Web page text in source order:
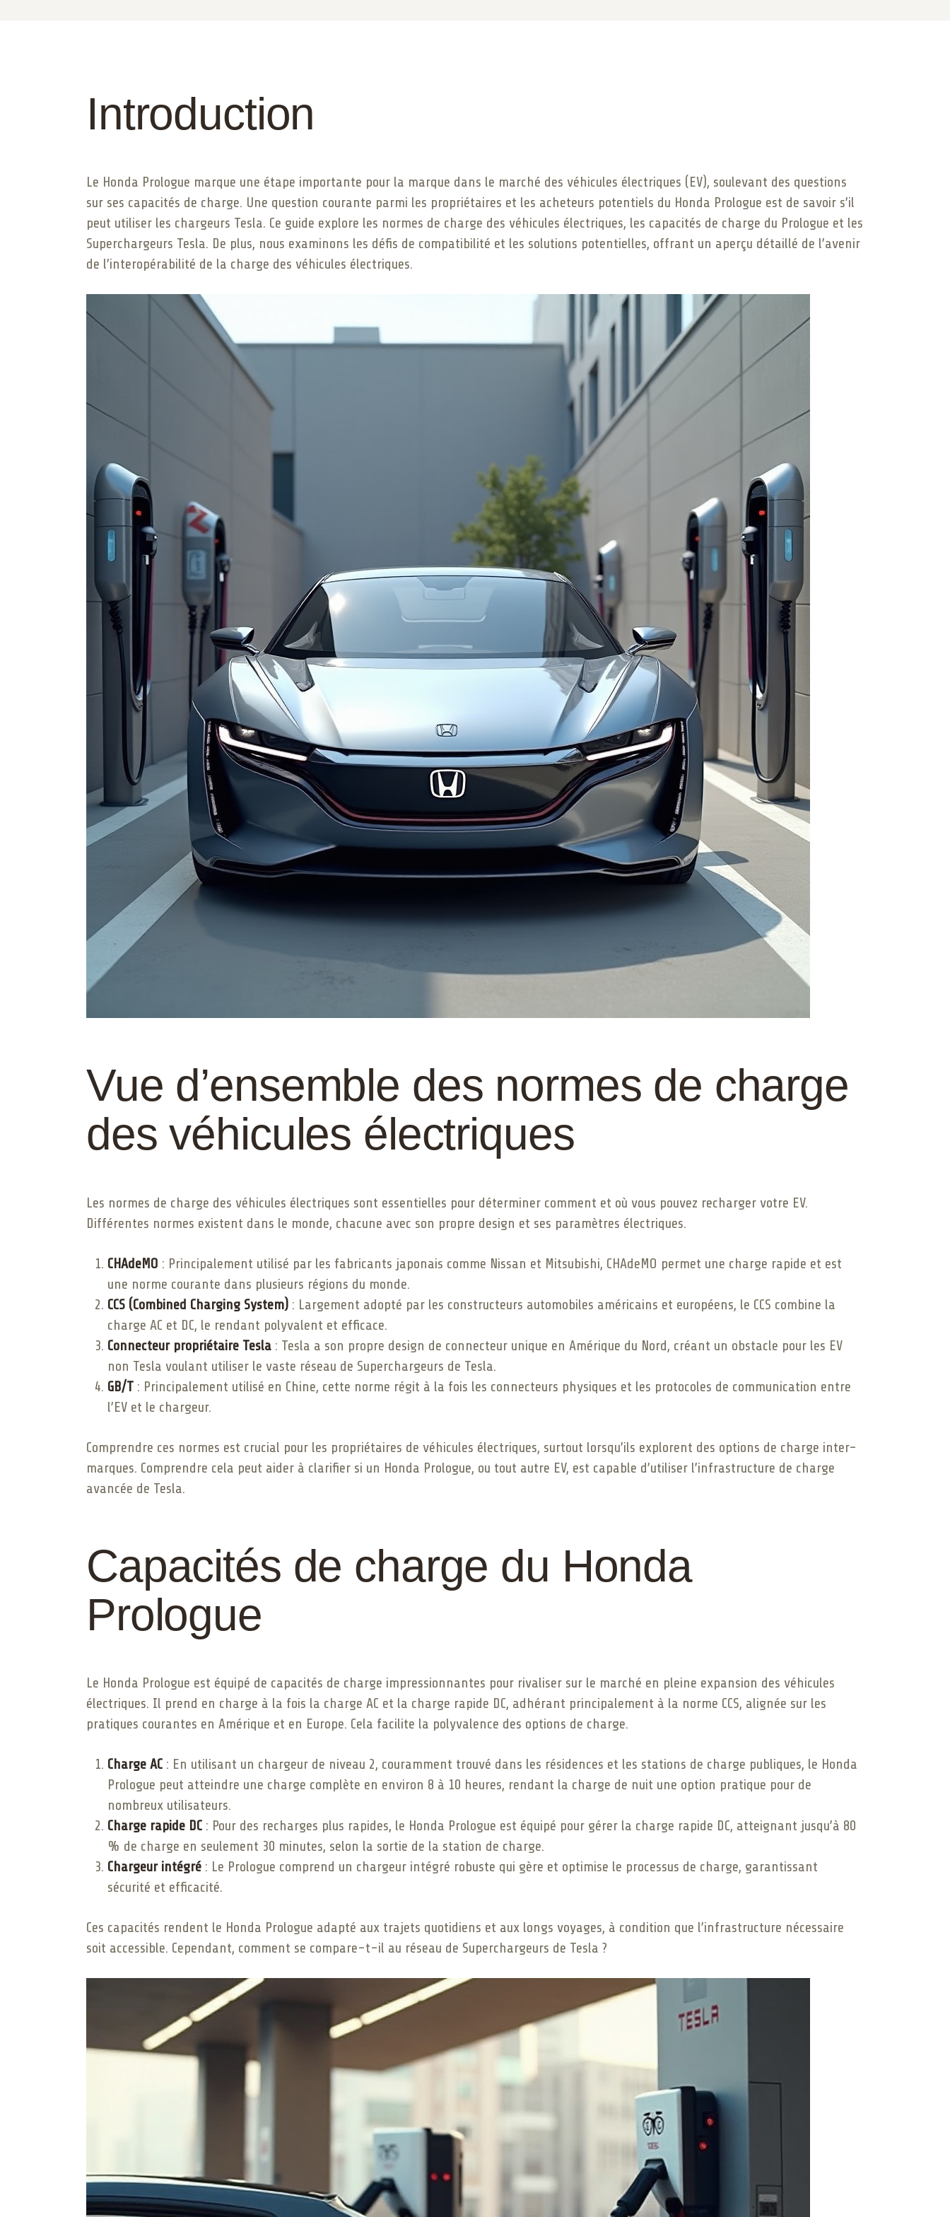
Introduction
Le Honda Prologue marque une étape importante pour la marque dans le marché des véhicules électriques (EV), soulevant des questions
sur ses capacités de charge. Une question courante parmi les propriétaires et les acheteurs potentiels du Honda Prologue est de savoir s’il
peut utiliser les chargeurs Tesla. Ce guide explore les normes de charge des véhicules électriques, les capacités de charge du Prologue et les
Superchargeurs Tesla. De plus, nous examinons les défis de compatibilité et les solutions potentielles, offrant un aperçu détaillé de l’avenir
de l’interopérabilité de la charge des véhicules électriques.
Vue d’ensemble des normes de charge
des véhicules électriques
Les normes de charge des véhicules électriques sont essentielles pour déterminer comment et où vous pouvez recharger votre EV.
Différentes normes existent dans le monde, chacune avec son propre design et ses paramètres électriques.
CHAdeMO : Principalement utilisé par les fabricants japonais comme Nissan et Mitsubishi, CHAdeMO permet une charge rapide et est
une norme courante dans plusieurs régions du monde.
CCS (Combined Charging System) : Largement adopté par les constructeurs automobiles américains et européens, le CCS combine la
charge AC et DC, le rendant polyvalent et efficace.
Connecteur propriétaire Tesla : Tesla a son propre design de connecteur unique en Amérique du Nord, créant un obstacle pour les EV
non Tesla voulant utiliser le vaste réseau de Superchargeurs de Tesla.
GB/T : Principalement utilisé en Chine, cette norme régit à la fois les connecteurs physiques et les protocoles de communication entre
l’EV et le chargeur.
Comprendre ces normes est crucial pour les propriétaires de véhicules électriques, surtout lorsqu’ils explorent des options de charge inter-
marques. Comprendre cela peut aider à clarifier si un Honda Prologue, ou tout autre EV, est capable d’utiliser l’infrastructure de charge
avancée de Tesla.
Capacités de charge du Honda
Prologue
Le Honda Prologue est équipé de capacités de charge impressionnantes pour rivaliser sur le marché en pleine expansion des véhicules
électriques. Il prend en charge à la fois la charge AC et la charge rapide DC, adhérant principalement à la norme CCS, alignée sur les
pratiques courantes en Amérique et en Europe. Cela facilite la polyvalence des options de charge.
Charge AC : En utilisant un chargeur de niveau 2, couramment trouvé dans les résidences et les stations de charge publiques, le Honda
Prologue peut atteindre une charge complète en environ 8 à 10 heures, rendant la charge de nuit une option pratique pour de
nombreux utilisateurs.
Charge rapide DC : Pour des recharges plus rapides, le Honda Prologue est équipé pour gérer la charge rapide DC, atteignant jusqu’à 80
% de charge en seulement 30 minutes, selon la sortie de la station de charge.
Chargeur intégré : Le Prologue comprend un chargeur intégré robuste qui gère et optimise le processus de charge, garantissant
sécurité et efficacité.
Ces capacités rendent le Honda Prologue adapté aux trajets quotidiens et aux longs voyages, à condition que l’infrastructure nécessaire
soit accessible. Cependant, comment se compare-t-il au réseau de Superchargeurs de Tesla ?